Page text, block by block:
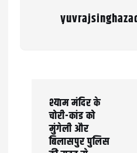
श्याम मंदिर के
चोरी-कांड को
मुंगेली और
बिलासपुर पुलिस